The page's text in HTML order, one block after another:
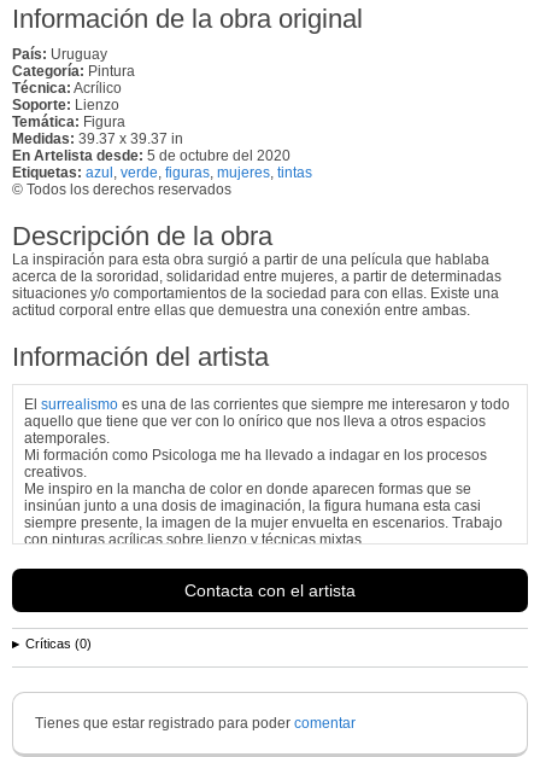
Información de la obra original
País: Uruguay
Categoría: Pintura
Técnica: Acrílico
Soporte: Lienzo
Temática: Figura
Medidas: 39.37 x 39.37 in
En Artelista desde: 5 de octubre del 2020
Etiquetas: azul verde figuras mujeres tintas
© Todos los derechos reservados
Descripción de la obra
La inspiración para esta obra surgió a partir de una película que hablaba
acerca de la sororidad, solidaridad entre mujeres, a partir de determinadas
situaciones y/o comportamientos de la sociedad para con ellas. Existe una
actitud corporal entre ellas que demuestra una conexión entre ambas.
Información del artista
El surrealismo es una de las corrientes que siempre me interesaron y todo
aquello que tiene que ver con lo onírico que nos lleva a otros espacios
atemporales.
Mi formación como Psicologa me ha llevado a indagar en los procesos
creativos.
Me inspiro en la mancha de color en donde aparecen formas que se
insinúan junto a una dosis de imaginación, la figura humana esta casi
siempre presente, la imagen de la mujer envuelta en escenarios. Trabajo
con pinturas acrílicas sobre lienzo y técnicas mixtas.
Contacta con el artista
Críticas (0)
Tienes que estar registrado para poder comentar